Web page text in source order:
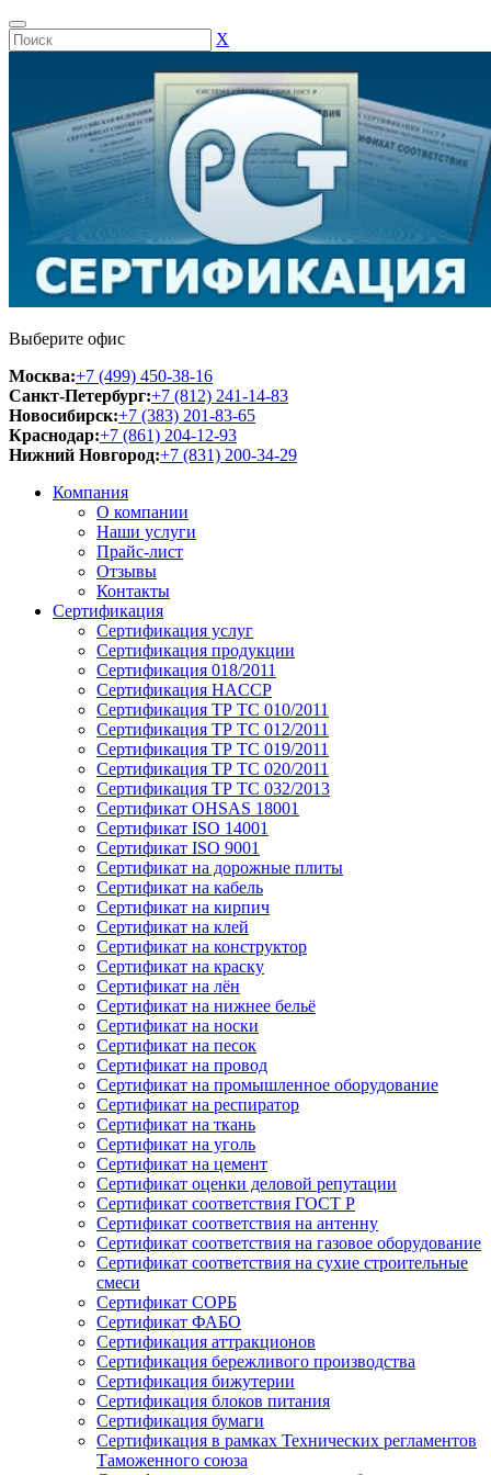
Х
Выберите офис
Москва:+7 (499) 450-38-16
Санкт-Петербург:+7 (812) 241-14-83
Новосибирск:+7 (383) 201-83-65
Краснодар:+7 (861) 204-12-93
Нижний Новгород:+7 (831) 200-34-29
Компания
О компании
Наши услуги
Прайс-лист
Отзывы
Контакты
Сертификация
Сертификация услуг
Сертификация продукции
Сертификация 018/2011
Сертификация HACCP
Сертификация ТР ТС 010/2011
Сертификация ТР ТС 012/2011
Сертификация ТР ТС 019/2011
Сертификация ТР ТС 020/2011
Сертификация ТР ТС 032/2013
Сертификат OHSAS 18001
Сертификат ISO 14001
Сертификат ISO 9001
Сертификат на дорожные плиты
Сертификат на кабель
Сертификат на кирпич
Сертификат на клей
Сертификат на конструктор
Сертификат на краску
Сертификат на лён
Сертификат на нижнее бельё
Сертификат на носки
Сертификат на песок
Сертификат на провод
Сертификат на промышленное оборудование
Сертификат на респиратор
Сертификат на ткань
Сертификат на уголь
Сертификат на цемент
Сертификат оценки деловой репутации
Сертификат соответствия ГОСТ Р
Сертификат соответствия на антенну
Сертификат соответствия на газовое оборудование
Сертификат соответствия на сухие строительные
смеси
Сертификат СОРБ
Сертификат ФАБО
Сертификация аттракционов
Сертификация бережливого производства
Сертификация бижутерии
Сертификация блоков питания
Сертификация бумаги
Сертификация в рамках Технических регламентов
Таможенного союза